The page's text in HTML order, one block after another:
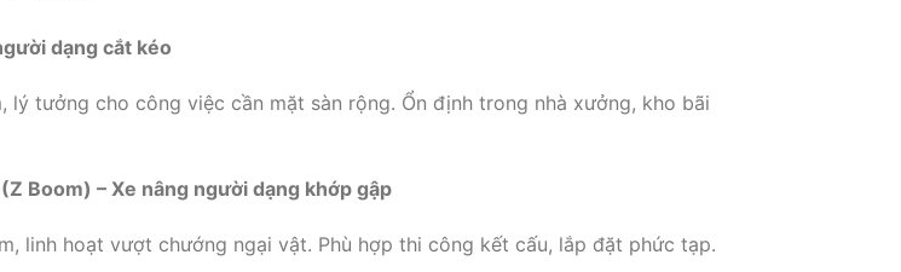
dạng cắt kéo
lý tưởng cho công việc cần mặt sàn rộng. Ổn định trong nhà xưởng, kho bãi
Boom) – Xe nâng người dạng khớp gập
linh hoạt vượt chướng ngại vật. Phù hợp thi công kết cấu, lắp đặt phức tạp.